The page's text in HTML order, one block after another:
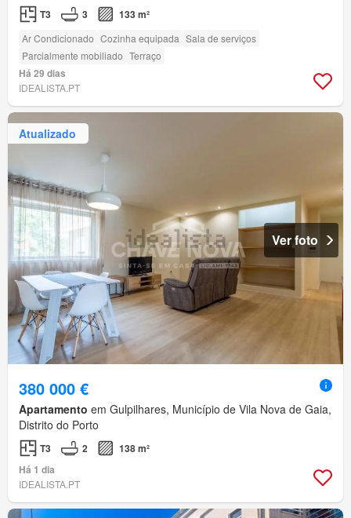
T3 3 133 m²
Ar Condicionado Cozinha equipada Sala de serviços
Parcialmente mobiliado Terraço
Há 29 dias
IDEALISTA.PT
Atualizado
Ver foto
380 000 €
Apartamento em Gulpilhares, Município de Vila Nova de Gaia,
Distrito do Porto
T3 2
138 m²
Há 1 dia
IDEALISTA.PT